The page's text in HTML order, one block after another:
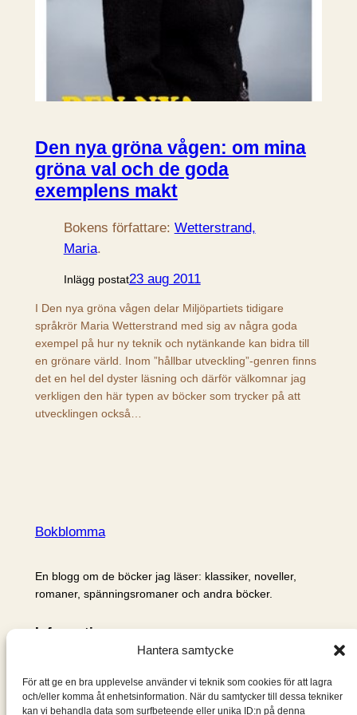
Hantera samtycke
För att ge en bra upplevelse använder vi teknik som cookies för att lagra
och/eller komma åt enhetsinformation. När du samtycker till dessa tekniker
kan vi behandla data som surfbeteende eller unika ID:n på denna
Den nya gröna vågen: om mina
gröna val och de goda
exemplens makt
Bokens författare: Wetterstrand,
Maria.
Inlägg postat23 aug 2011
I Den nya gröna vågen delar Miljöpartiets tidigare
språkrör Maria Wetterstrand med sig av några goda
exempel på hur ny teknik och nytänkande kan bidra till
en grönare värld. Inom ”hållbar utveckling”-genren finns
det en hel del dyster läsning och därför välkomnar jag
verkligen den här typen av böcker som trycker på att
utvecklingen också…
Bokblomma
En blogg om de böcker jag läser: klassiker, noveller,
romaner, spänningsromaner och andra böcker.
Information
Om mig & om bloggen
S